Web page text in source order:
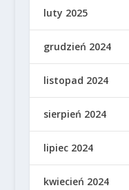
luty 2025
grudzień 2024
listopad 2024
sierpień 2024
lipiec 2024
kwiecień 2024